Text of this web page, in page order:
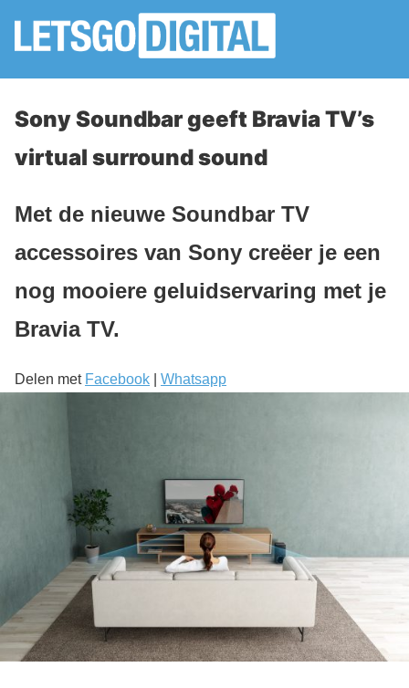
Sony Soundbar geeft Bravia TV’s
virtual surround sound
Met de nieuwe Soundbar TV
accessoires van Sony creëer je een
nog mooiere geluidservaring met je
Bravia TV.
Delen met Facebook Whatsapp